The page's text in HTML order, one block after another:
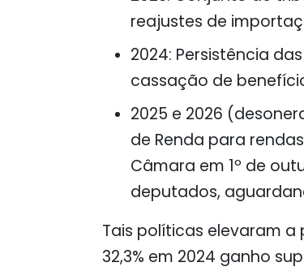
reajustes de
2024: Persistência
cassação de
2025 e 2026
de Renda para
Câmara em 1º de
deputados,
Tais políticas elevaram a
32,3% em 2024 ganho